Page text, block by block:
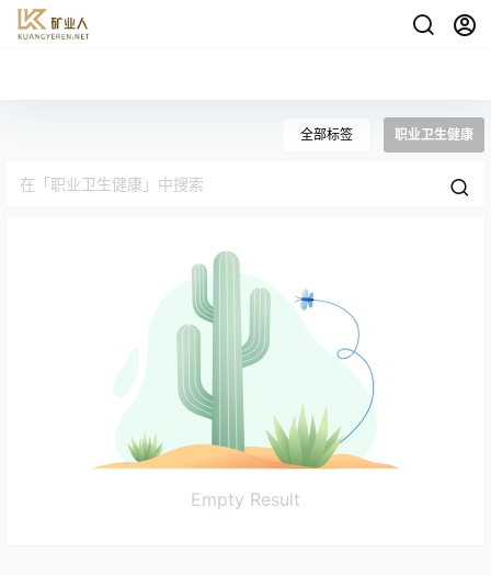
全部标签 职业卫生健康
Empty Result